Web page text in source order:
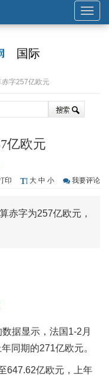
展
开
国际
字257亿欧元
亿欧元
印
大 中 小 我要评论
赤字为257亿欧元，
据显示，法国1-2月
年同期的271亿欧元。
647.62亿欧元，上年